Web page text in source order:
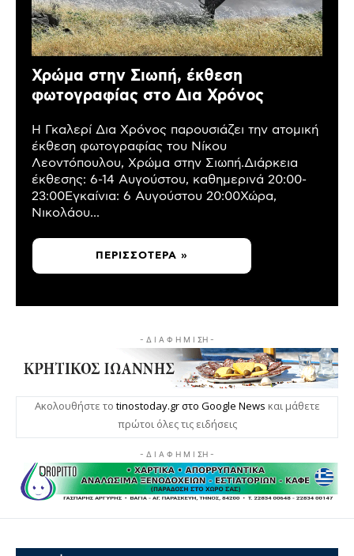
Χρώμα στην Σιωπή, έκθεση
φωτογραφίας στο Δια Χρόνος
Η Γκαλερί Δια Χρόνος παρουσιάζει την ατομική
έκθεση φωτογραφίας του Νίκου
Λεοντόπουλου, Χρώμα στην Σιωπή.Διάρκεια
έκθεσης: 6-14 Αυγούστου, καθημερινά 20:00-
23:00Εγκαίνια: 6 Αυγούστου 20:00Χώρα,
Νικολάου...
ΠΕΡΙΣΣΌΤΕΡΑ »
- Δ Ι Α Φ Η Μ Ι ΣΗ -
Ακολουθήστε το tinostoday.gr στο Google News και μάθετε
πρώτοι όλες τις ειδήσεις
- Δ Ι Α Φ Η Μ Ι ΣΗ -